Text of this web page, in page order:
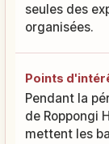
seules des
organisées.
Points
Pendant la
de Roppongi
mettent les